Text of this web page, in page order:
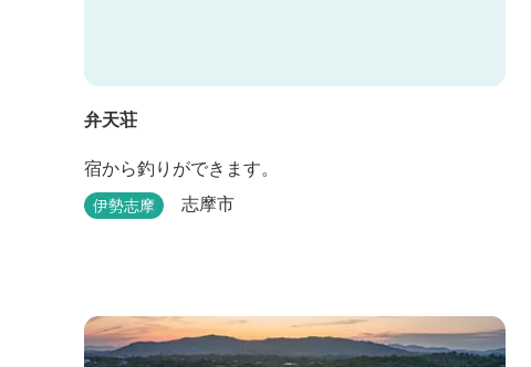
弁天荘
宿から釣りができます。
伊勢志摩 志摩市